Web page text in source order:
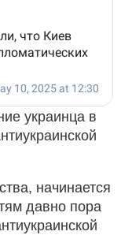
украинца в
начинается
давно пора